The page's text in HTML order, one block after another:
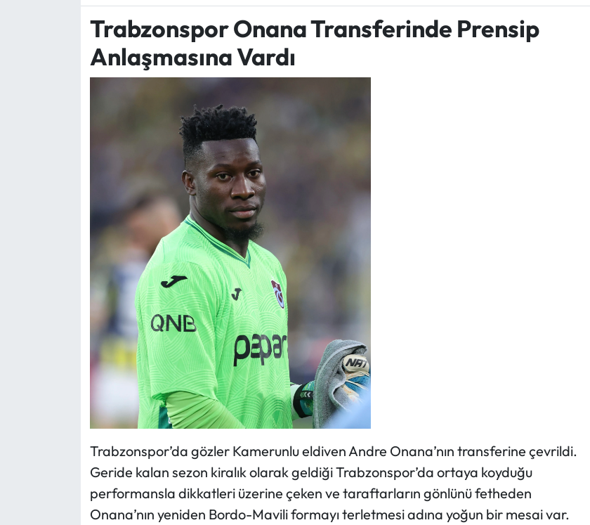
Trabzonspor Onana Transferinde Prensip
Anlaşmasına Vardı
Trabzonspor’da gözler Kamerunlu eldiven Andre Onana’nın transferine çevrildi.
Geride kalan sezon kiralık olarak geldiği Trabzonspor’da ortaya koyduğu
performansla dikkatleri üzerine çeken ve taraftarların gönlünü fetheden
Onana’nın yeniden Bordo-Mavili formayı terletmesi adına yoğun bir mesai var.